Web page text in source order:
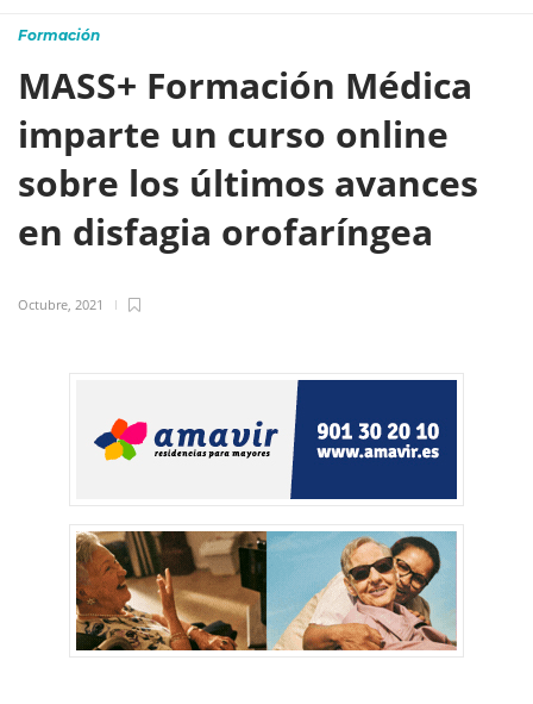
Formación
MASS+ Formación Médica
imparte un curso online
sobre los últimos avances
en disfagia orofaríngea
Octubre, 2021